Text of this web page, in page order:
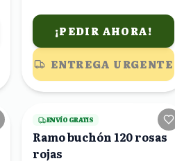
¡PEDIR AHORA!
ENTREGA URGENTE
19viendo
ENVÍO GRATIS
Ramo buchón 120 rosas
rojas